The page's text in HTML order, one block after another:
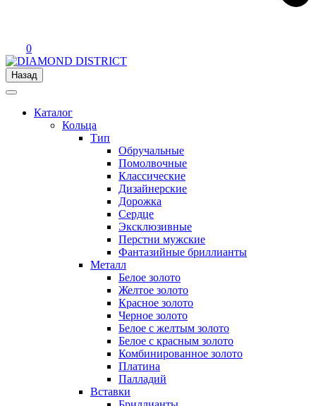
0
Назад
Каталог
Кольца
Тип
Обручальные
Помолвочные
Классические
Дизайнерские
Дорожка
Сердце
Эксклюзивные
Перстни мужские
Фантазийные бриллианты
Металл
Белое золото
Желтое золото
Красное золото
Черное золото
Белое с желтым золото
Белое с красным золото
Комбинированное золото
Платина
Палладий
Вставки